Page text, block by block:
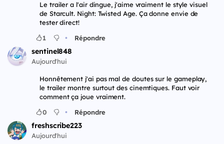
Le trailer a l'air dingue, j'aime vraiment le style visuel
de Starcult. Night: Twisted Age. Ça donne envie de
tester direct!
1
• Répondre
sentinel848
Aujourd'hui
Honnêtement j'ai pas mal de doutes sur le gameplay,
le trailer montre surtout des cinemtiques. Faut voir
comment ça joue vraiment.
0
• Répondre
freshscribe223
Aujourd'hui